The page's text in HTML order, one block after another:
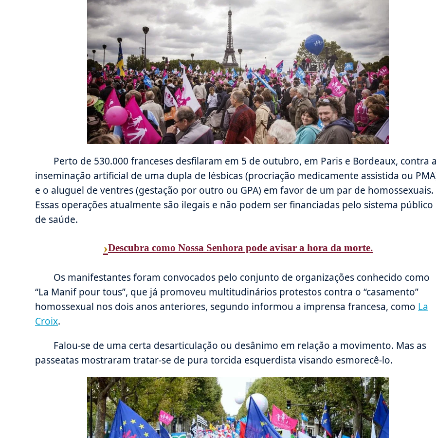
Perto de 530.000 franceses desfilaram em 5 de outubro, em Paris e Bordeaux, contra
inseminação artificial de uma dupla de lésbicas (procriação medicamente assistida ou
e o aluguel de ventres (gestação por outro ou GPA) em favor de um par de homossexuais.
Essas operações atualmente são ilegais e não podem ser financiadas pelo sistema público
de saúde.
›Descubra como Nossa Senhora pode avisar a hora da morte.
Os manifestantes foram convocados pelo conjunto de organizações conhecido como
“La Manif pour tous”, que já promoveu multitudinários protestos contra o “casamento”
homossexual nos dois anos anteriores, segundo informou a imprensa francesa, como La
Croix.
Falou-se de uma certa desarticulação ou desânimo em relação a movimento. Mas as
passeatas mostraram tratar-se de pura torcida esquerdista visando esmorecê-lo.